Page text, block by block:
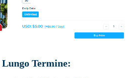
Termine: